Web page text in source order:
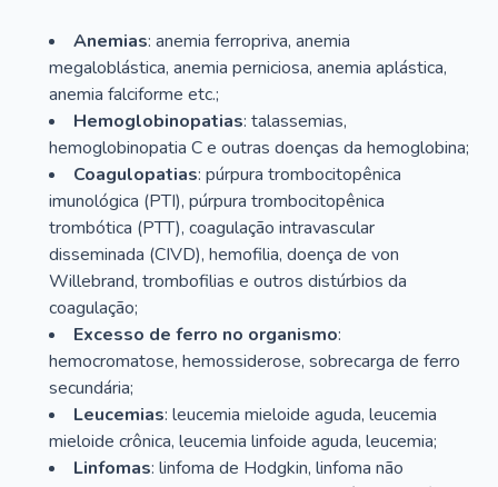
Anemias: anemia ferropriva, anemia
megaloblástica, anemia perniciosa, anemia aplástica,
anemia falciforme etc.;
Hemoglobinopatias: talassemias,
hemoglobinopatia C e outras doenças da hemoglobina;
Coagulopatias: púrpura trombocitopênica
imunológica (PTI), púrpura trombocitopênica
trombótica (PTT), coagulação intravascular
disseminada (CIVD), hemofilia, doença de von
Willebrand, trombofilias e outros distúrbios da
coagulação;
Excesso de ferro no organismo:
hemocromatose, hemossiderose, sobrecarga de ferro
secundária;
Leucemias: leucemia mieloide aguda, leucemia
mieloide crônica, leucemia linfoide aguda, leucemia;
Linfomas: linfoma de Hodgkin, linfoma não